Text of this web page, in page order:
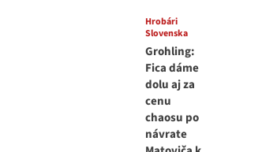
Hrobári
Slovenska
Grohling:
Fica dáme
dolu aj za
cenu
chaosu po
návrate